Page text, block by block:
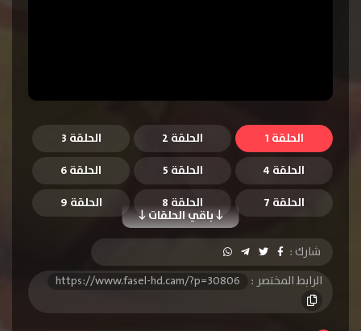
الحلقة 1 الحلقة 2
الحلقة 3
الحلقة 4
الحلقة 5 الحلقة 6
باقي الحلقات
الحلقة 7 الحلقة 8
الحلقة 9
الحلقة 11
الحلقة 13
الحلقة 14
الحلقة 15
شارك :
الرابط المختصر :
https://www.fasel-hd.cam/?p=30806